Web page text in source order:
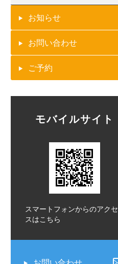
お知らせ
お問い合わせ
ご予約
モバイルサイト
スマートフォンからのアクセ
スはこちら